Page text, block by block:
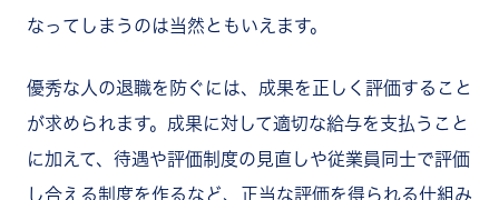
なってしまうのは当然ともいえます。
優秀な人の退職を防ぐには、成果を正しく評価すること
が求められます。成果に対して適切な給与を支払うこと
に加えて、待遇や評価制度の見直しや従業員同士で評価
し合える制度を作るなど、正当な評価を得られる仕組み